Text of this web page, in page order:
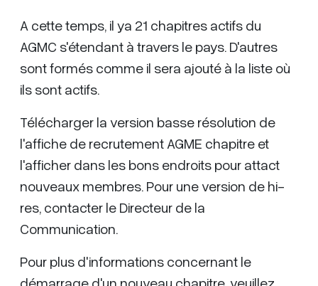
A cette temps, il ya 21 chapitres actifs du
AGMC s'étendant à travers le pays. D'autres
sont formés comme il sera ajouté à la liste où
ils sont actifs.
Télécharger la version basse résolution de
l'affiche de recrutement AGME chapitre et
l'afficher dans les bons endroits pour attact
nouveaux membres. Pour une version de hi-
res, contacter le Directeur de la
Communication.
Pour plus d'informations concernant le
démarrage d'un nouveau chapitre, veuillez